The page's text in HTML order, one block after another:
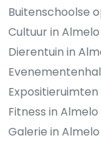
Buitenschoolse
Cultuur in Almelo
Dierentuin in
Fitness in Almelo
Galerie in Almelo